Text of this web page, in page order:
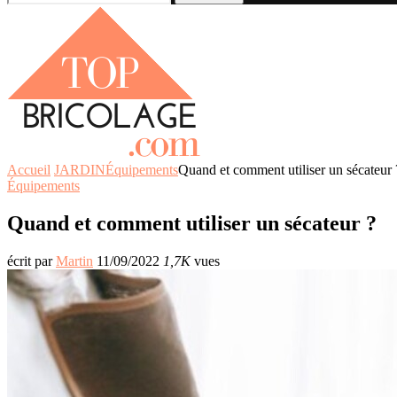
Accueil JARDINÉquipementsQuand et comment utiliser un sécateur
Équipements
Quand et comment utiliser un sécateur ?
écrit parMartin 11/09/2022 1,7Kvues